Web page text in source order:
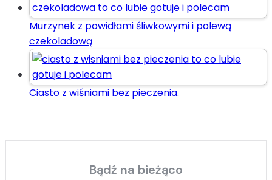
Murzynek z powidłami śliwkowymi i polewą
czekoladową
Ciasto z wiśniami bez pieczenia.
Bądź na bieżąco